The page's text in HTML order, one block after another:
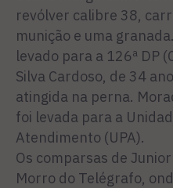
revólver calibre 38,
munição e uma
levado para a 126ª DP
Silva Cardoso, de 34
atingida na perna.
foi levada para a
Atendimento (UPA).
Os comparsas de
Morro do Telégrafo,